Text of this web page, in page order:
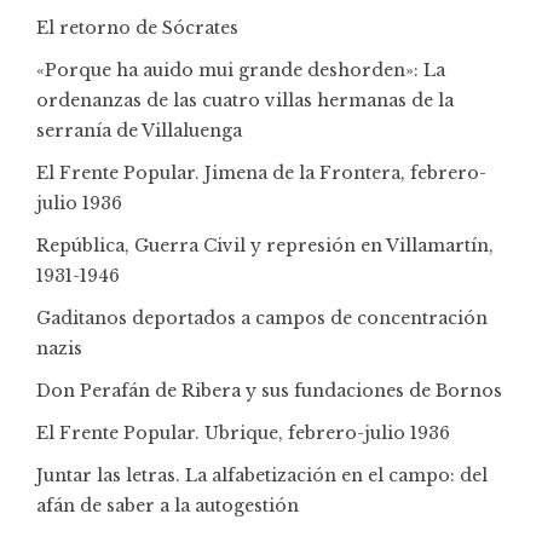
El retorno de Sócrates
«Porque ha auido mui grande deshorden»: La
ordenanzas de las cuatro villas hermanas de la
serranía de Villaluenga
El Frente Popular. Jimena de la Frontera, febrero-
julio 1936
República, Guerra Civil y represión en Villamartín,
1931-1946
Gaditanos deportados a campos de concentración
nazis
Don Perafán de Ribera y sus fundaciones de Bornos
El Frente Popular. Ubrique, febrero-julio 1936
Juntar las letras. La alfabetización en el campo: del
afán de saber a la autogestión